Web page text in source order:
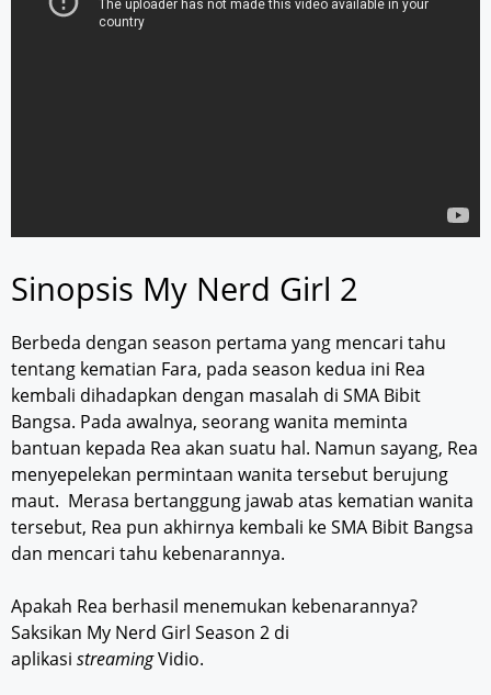
Sinopsis My Nerd Girl 2
Berbeda dengan season pertama yang mencari tahu
tentang kematian Fara, pada season kedua ini Rea
kembali dihadapkan dengan masalah di SMA Bibit
Bangsa. Pada awalnya, seorang wanita meminta
bantuan kepada Rea akan suatu hal. Namun sayang, Rea
menyepelekan permintaan wanita tersebut berujung
maut. Merasa bertanggung jawab atas kematian wanita
tersebut, Rea pun akhirnya kembali ke SMA Bibit Bangsa
dan mencari tahu kebenarannya.
Apakah Rea berhasil menemukan kebenarannya?
Saksikan My Nerd Girl Season 2 di
aplikasi streamingVidio.